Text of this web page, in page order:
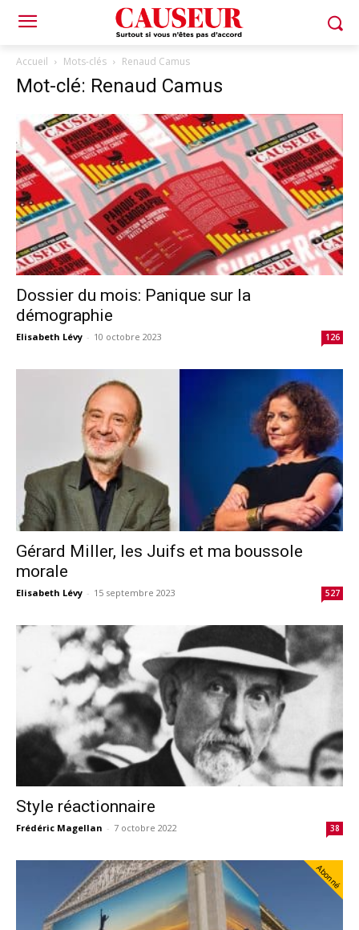
Accueil Mots-clés Renaud Camus
Mot-clé: Renaud Camus
Dossier du mois: Panique sur la
démographie
Elisabeth Lévy - 10 octobre 2023 126
Gérard Miller, les Juifs et ma boussole
morale
Elisabeth Lévy - 15 septembre 2023 527
Style réactionnaire
Frédéric Magellan - 7 octobre 2022 38
Abonné